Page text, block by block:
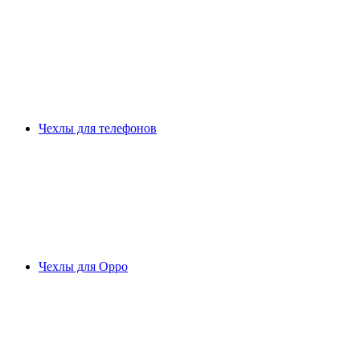
Чехлы для телефонов
Чехлы для Oppo